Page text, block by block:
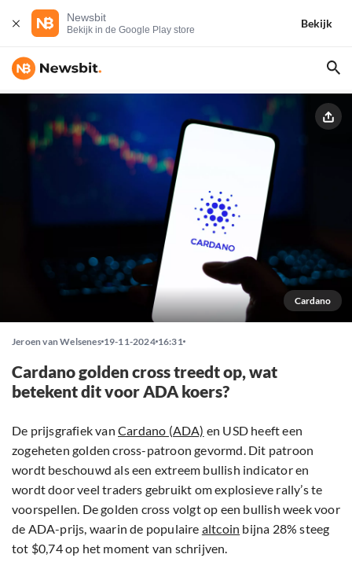
Newsbit
Bekijk in de Google Play store
Bekijk
Cardano
Jeroen van Welsenes 19-11-2024 16:31
Cardano golden cross treedt op, wat
betekent dit voor ADA koers?
De prijsgrafiek van Cardano (ADA) en USD heeft een
zogeheten golden cross-patroon gevormd. Dit patroon
wordt beschouwd als een extreem bullish indicator en
wordt door veel traders gebruikt om explosieve rally’s te
voorspellen. De golden cross volgt op een bullish week voor
de ADA-prijs, waarin de populaire altcoin bijna 28% steeg
tot $0,74 op het moment van schrijven.